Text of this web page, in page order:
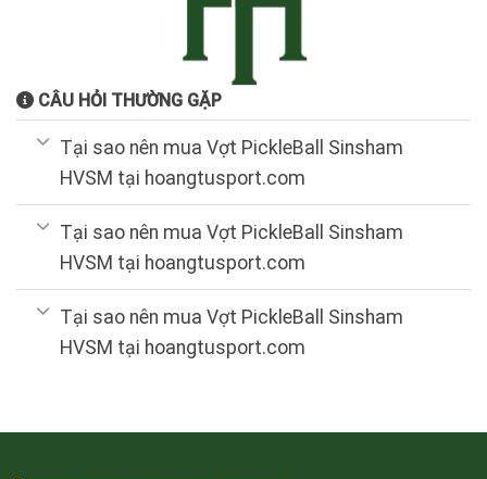
CÂU HỎI THƯỜNG GẶP
Tại sao nên mua Vợt PickleBall Sinsham
HVSM tại hoangtusport.com
Tại sao nên mua Vợt PickleBall Sinsham
HVSM tại hoangtusport.com
Tại sao nên mua Vợt PickleBall Sinsham
HVSM tại hoangtusport.com